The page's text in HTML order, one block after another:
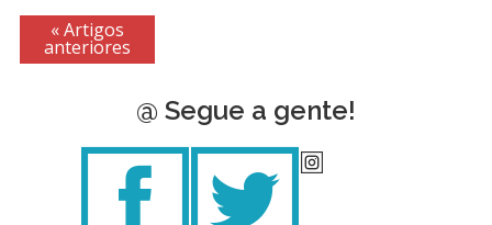
« Artigos
anteriores
@ Segue a gente!